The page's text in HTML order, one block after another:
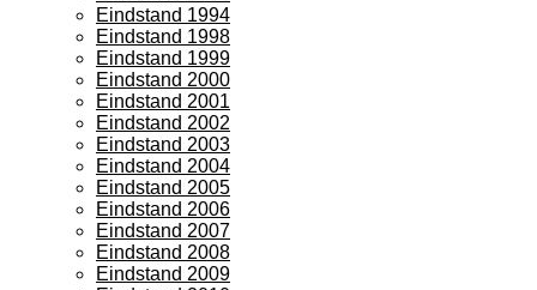
Eindstand 1994
Eindstand 1998
Eindstand 1999
Eindstand 2000
Eindstand 2001
Eindstand 2002
Eindstand 2003
Eindstand 2004
Eindstand 2005
Eindstand 2006
Eindstand 2007
Eindstand 2008
Eindstand 2009